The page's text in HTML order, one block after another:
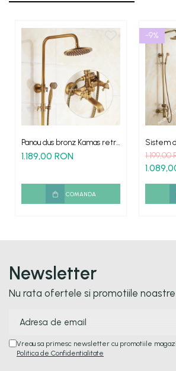
Panou dus bronz Kamas retro
trei functii
1.189,00 RON
COMANDA
-9%
Sistem
1.199,00
Newsletter
Nu rata ofertele si promotiile noastre
Vreau sa primesc newsletter cu promotiile
Politica de Confidentialitate